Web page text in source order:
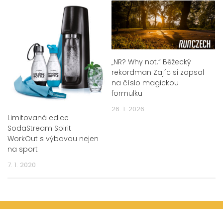
Limitovaná edice
SodaStream Spirit
WorkOut s výbavou nejen
na sport
7. 1. 2020
„NR? Why not.“ Běžecký
rekordman Zajíc si zapsal
na číslo magickou
formulku
26. 1. 2026